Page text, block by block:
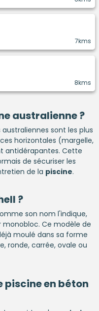
7kms
8kms
australienne ?
sont les plus
horizontales (margelle,
antidérapantes. Cette
de sécuriser les
de la piscine.
?
son nom l'indique,
Ce modèle de
moulé dans sa forme
ronde, carrée, ovale ou
piscine en béton